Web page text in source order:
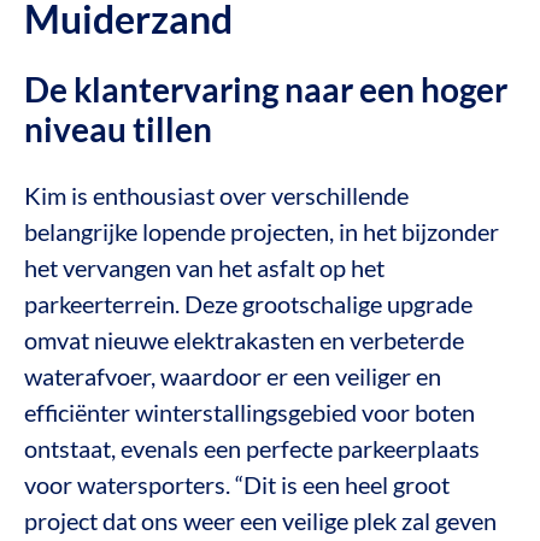
Muiderzand
De klantervaring naar een hoger
niveau tillen
Kim is enthousiast over verschillende
belangrijke lopende projecten, in het bijzonder
het vervangen van het asfalt op het
parkeerterrein. Deze grootschalige upgrade
omvat nieuwe elektrakasten en verbeterde
waterafvoer, waardoor er een veiliger en
efficiënter winterstallingsgebied voor boten
ontstaat, evenals een perfecte parkeerplaats
voor watersporters. “Dit is een heel groot
project dat ons weer een veilige plek zal geven